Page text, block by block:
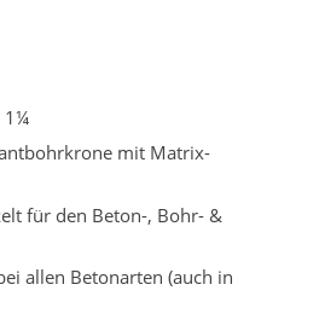
1¼
mit Matrix-
für den Beton-, Bohr- &
allen Betonarten (auch in